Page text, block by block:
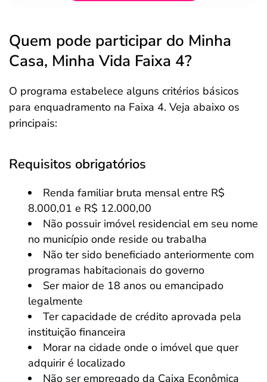
Quem pode participar do Minha
Casa, Minha Vida Faixa 4?
O programa estabelece alguns critérios básicos
para enquadramento na Faixa 4. Veja abaixo os
principais:
Requisitos obrigatórios
Renda familiar bruta mensal entre R$
8.000,01 e R$ 12.000,00
Não possuir imóvel residencial em seu nome
no município onde reside ou trabalha
Não ter sido beneficiado anteriormente com
programas habitacionais do governo
Ser maior de 18 anos ou emancipado
legalmente
Ter capacidade de crédito aprovada pela
instituição financeira
Morar na cidade onde o imóvel que quer
adquirir é localizado
Não ser empregado da Caixa Econômica